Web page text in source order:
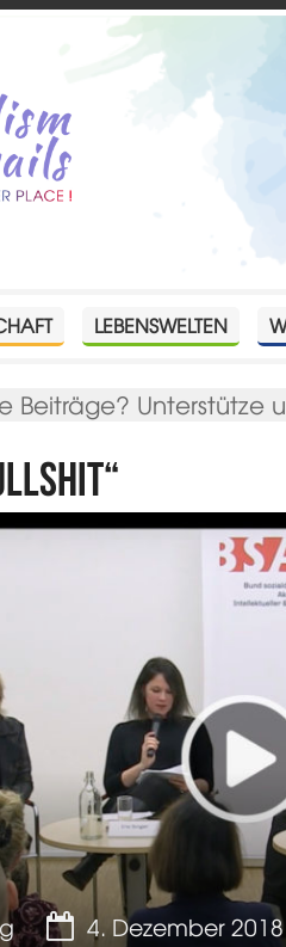
LEBENSWELTEN
Beiträge?
4. Dezember 2018